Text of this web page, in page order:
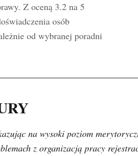
Z oceną 3.2 na 5
osób
od wybranej poradni
na wysoki poziom
z organizacją pracy